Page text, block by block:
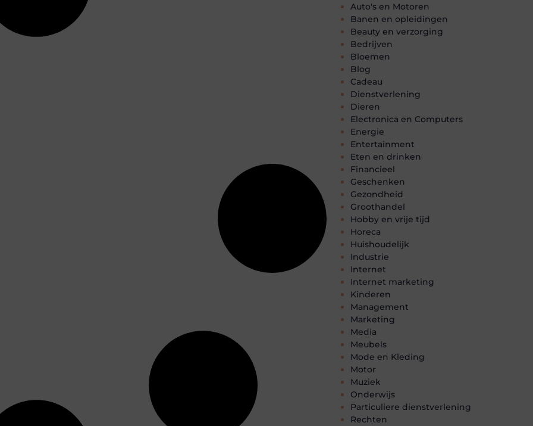
Auto's en Motoren
Banen en opleidingen
Beauty en verzorging
Bedrijven
Bloemen
Blog
Cadeau
Dienstverlening
Dieren
Electronica en Computers
Energie
Entertainment
Eten en drinken
Financieel
Geschenken
Gezondheid
Groothandel
Hobby en vrije tijd
Horeca
Huishoudelijk
Industrie
Internet
Internet marketing
Kinderen
Management
Marketing
Media
Meubels
Mode en Kleding
Motor
Muziek
Onderwijs
Particuliere dienstverlening
Rechten